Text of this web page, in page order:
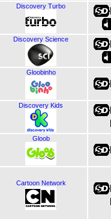
Discovery Turbo
Discovery Science
Gloobinho
Discovery Kids
Gloob
Cartoon Network